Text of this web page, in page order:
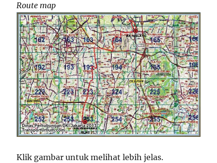
Route map
Klik gambar untuk melihat lebih jelas.